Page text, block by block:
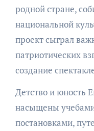
родной стране,
национальной
проект сыграл
патриотических
создание
Детство и юность
насыщены
постановками,